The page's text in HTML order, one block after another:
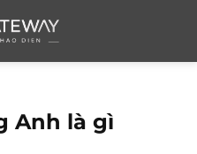
Anh là gì